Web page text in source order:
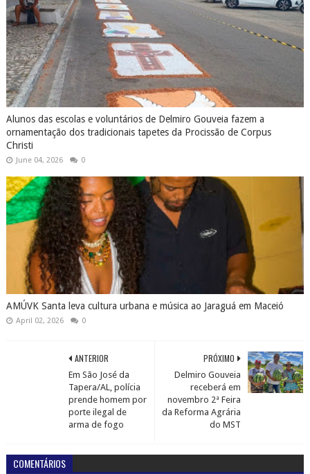
Alunos das escolas e voluntários de Delmiro Gouveia fazem a
ornamentação dos tradicionais tapetes da Procissão de Corpus
Christi
June 04, 2026 0
AMÚVK Santa leva cultura urbana e música ao Jaraguá em Maceió
April 02, 2026 0
PRÓXIMO
Delmiro Gouveia
receberá em
novembro 2ª Feira
da Reforma Agrária
do MST
ANTERIOR
Em São José da
Tapera/AL, polícia
prende homem por
porte ilegal de
arma de fogo
COMENTÁRIOS